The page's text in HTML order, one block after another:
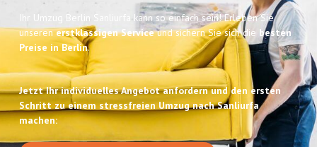
Ihr Umzug Berlin Sanliurfa kann so einfach sein! Erleben Sie
unserenerstklassigen Serviceund sichern Sie sich die besten
Preise in Berlin.
Jetzt Ihr individuelles Angebot anfordern und den ersten
Schritt zu einem stressfreien Umzug nach Sanliurfa
machen: